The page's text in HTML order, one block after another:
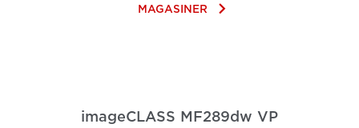
MAGASINER keyboard_arrow_right
imageCLASS MF289dw VP